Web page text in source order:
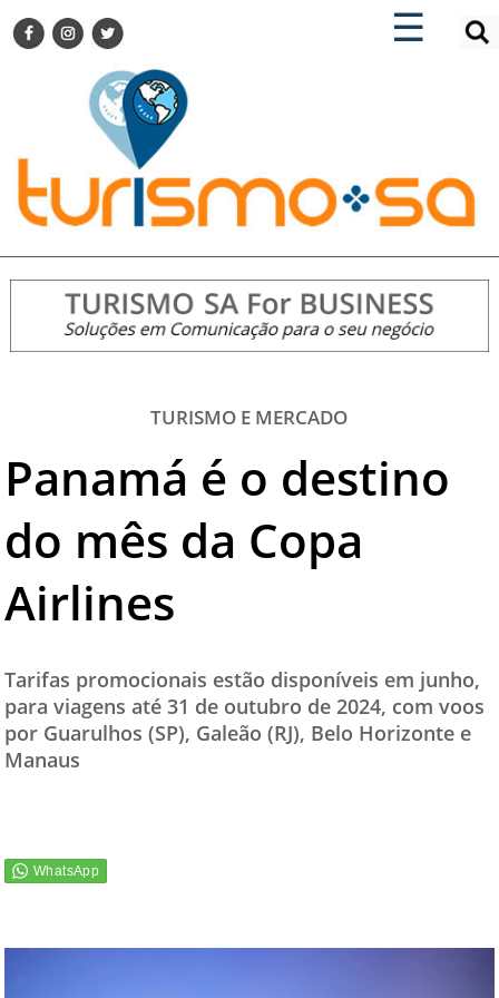
☰
×
TURISMO SA FOR BUSINESS
DESTINOS NACIONAIS
DESTINOS INTERNACIONAIS
CITY BREAK
TURISMO E MERCADO
EVENTOS
HOTELARIA
DICAS
VITRINE
TURISMO SA TV
TESTADO E APROVADO
ÚLTIMAS NOTÍCIAS
CONTATO
×
ENCONTRE SUA NOTÍCIA
TURISMO E MERCADO
Panamá é o destino
do mês da Copa
Airlines
Tarifas promocionais estão disponíveis em junho,
para viagens até 31 de outubro de 2024, com voos
por Guarulhos (SP), Galeão (RJ), Belo Horizonte e
Manaus